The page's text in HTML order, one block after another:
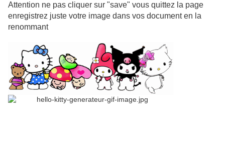
Attention ne pas cliquer sur "save" vous quittez la page
enregistrez juste votre image dans vos document en la
renommant